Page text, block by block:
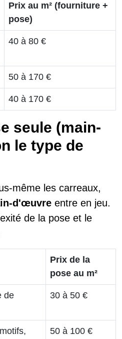
Prix au m² (fourniture +
pose)
40 à 80 €
50 à 170 €
40 à 170 €
seule (main-
le type de
même les carreaux,
d'œuvre entre en jeu.
de la pose et le
Prix de la
pose au m²
de
30 à 50 €
50 à 100 €